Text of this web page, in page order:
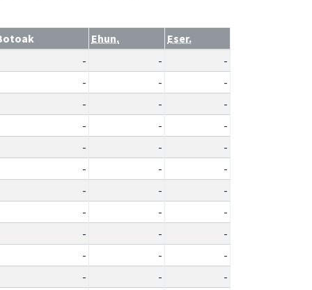
Ehun.
Eser.
- -
-
- -
-
- -
-
- -
-
- -
-
- -
-
- -
-
- -
-
- -
-
- -
-
- -
-